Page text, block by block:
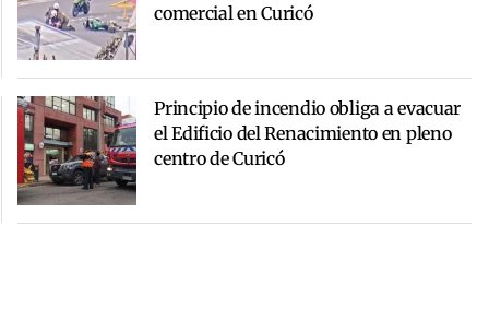
comercial en Curicó
Principio de incendio obliga a evacuar
el Edificio del Renacimiento en pleno
centro de Curicó